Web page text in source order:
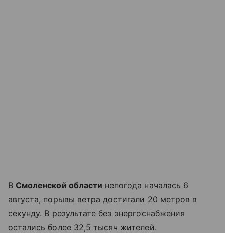
В Смоленской области непогода началась 6
августа, порывы ветра достигали 20 метров в
секунду. В результате без энергоснабжения
остались более 32,5 тысяч жителей.